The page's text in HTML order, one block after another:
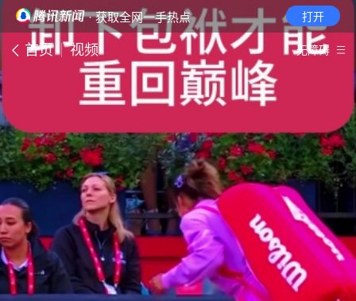
· 获取全网一手热点 打开
首页 视频 无障碍